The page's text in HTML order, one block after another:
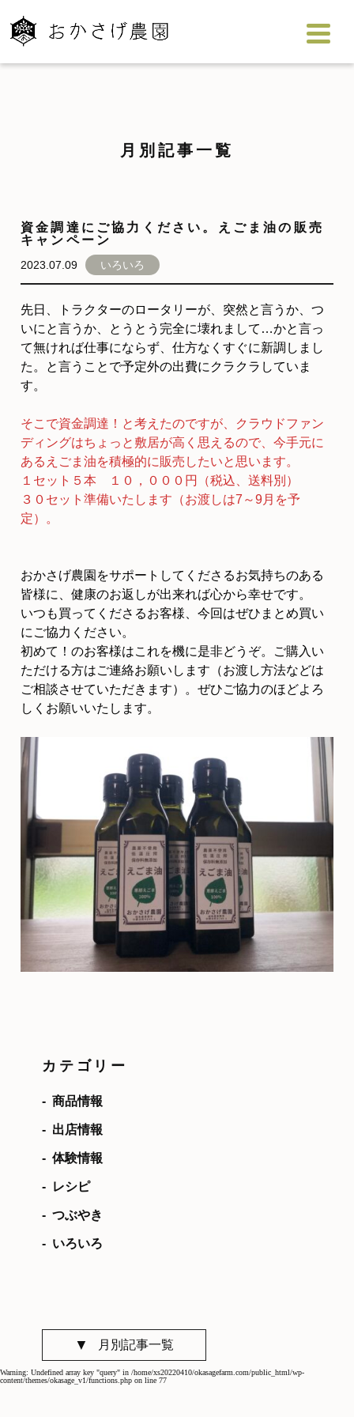
月別記事一覧
資金調達にご協力ください。えごま油の販売
キャンペーン
2023.07.09 いろいろ
先日、トラクターのロータリーが、突然と言うか、つ
いにと言うか、とうとう完全に壊れまして…かと言っ
て無ければ仕事にならず、仕方なくすぐに新調しまし
た。と言うことで予定外の出費にクラクラしていま
す。
そこで資金調達！と考えたのですが、クラウドファン
ディングはちょっと敷居が高く思えるので、今手元に
あるえごま油を積極的に販売したいと思います。
１セット５本 １０，０００円（税込、送料別）
３０セット準備いたします（お渡しは7～9月を予
定）
。
おかさげ農園をサポートしてくださるお気持ちのある
皆様に、健康のお返しが出来れば心から幸せです。
いつも買ってくださるお客様、今回はぜひまとめ買い
にご協力ください。
初めて！のお客様はこれを機に是非どうぞ。ご購入い
ただける方はご連絡お願いします（お渡し方法などは
ご相談させていただきます）。ぜひご協力のほどよろ
しくお願いいたします。
カテゴリー
商品情報
出店情報
体験情報
レシピ
つぶやき
いろいろ
月別記事一覧
Warning: Undefined array key "query" in /home/xs20220410/okasagefarm.com/public_html/wp-
content/themes/okasage_v1/functions.php on line 77